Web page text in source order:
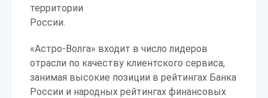
территории
России.
«Астро-Волга» входит в число лидеров
отрасли по качеству клиентского сервиса,
занимая высокие позиции в рейтингах Банка
России и народных рейтингах финансовых